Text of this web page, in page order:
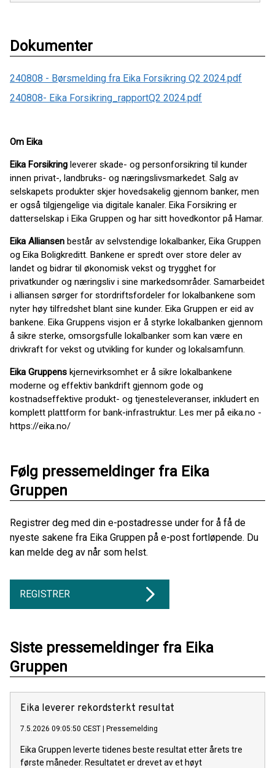
Dokumenter
240808 - Børsmelding fra Eika Forsikring Q2 2024.pdf
240808- Eika Forsikring_rapportQ2 2024.pdf
Om Eika
Eika Forsikring leverer skade- og personforsikring til kunder
innen privat-, landbruks- og næringslivsmarkedet. Salg av
selskapets produkter skjer hovedsakelig gjennom banker, men
er også tilgjengelige via digitale kanaler. Eika Forsikring er
datterselskap i Eika Gruppen og har sitt hovedkontor på Hamar.
Eika Alliansen består av selvstendige lokalbanker, Eika Gruppen
og Eika Boligkreditt. Bankene er spredt over store deler av
landet og bidrar til økonomisk vekst og trygghet for
privatkunder og næringsliv i sine markedsområder. Samarbeidet
i alliansen sørger for stordriftsfordeler for lokalbankene som
nyter høy tilfredshet blant sine kunder. Eika Gruppen er eid av
bankene. Eika Gruppens visjon er å styrke lokalbanken gjennom
å sikre sterke, omsorgsfulle lokalbanker som kan være en
drivkraft for vekst og utvikling for kunder og lokalsamfunn.
Eika Gruppens kjernevirksomhet er å sikre lokalbankene
moderne og effektiv bankdrift gjennom gode og
kostnadseffektive produkt- og tjenesteleveranser, inkludert en
komplett plattform for bank-infrastruktur. Les mer på eika.no -
https://eika.no/
Følg pressemeldinger fra Eika
Gruppen
Registrer deg med din e-postadresse under for å få de
nyeste sakene fra Eika Gruppen på e-post fortløpende. Du
kan melde deg av når som helst.
REGISTRER
Siste pressemeldinger fra Eika
Gruppen
Eika leverer rekordsterkt resultat
7.5.2026 09:05:50 CEST | Pressemelding
Eika Gruppen leverte tidenes beste resultat etter årets tre
første måneder. Resultatet er drevet av et høyt